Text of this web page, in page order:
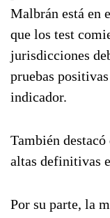
Malbrán está en
que los test
jurisdicciones
pruebas
indicador.
También
altas definitivas
Por su parte, la